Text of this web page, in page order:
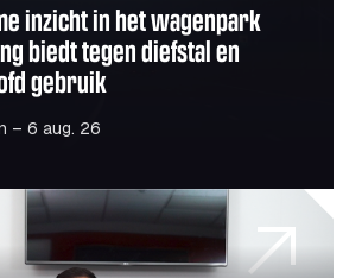
inzicht in het wagenpark
biedt tegen diefstal en
gebruik
– 6 aug. 26
kracht: hoe Darren Wright